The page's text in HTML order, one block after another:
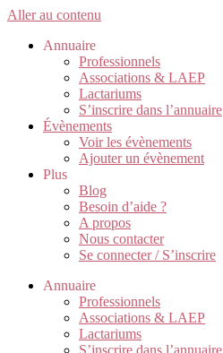
Aller au contenu
Annuaire
Professionnels
Associations & LAEP
Lactariums
S’inscrire dans l’annuaire
Évènements
Voir les évènements
Ajouter un évènement
Plus
Blog
Besoin d’aide ?
A propos
Nous contacter
Se connecter / S’inscrire
Annuaire
Professionnels
Associations & LAEP
Lactariums
S’inscrire dans l’annuaire